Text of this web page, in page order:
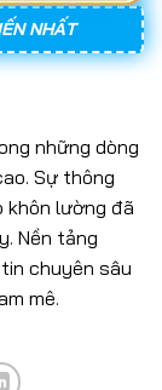
NHẤT
những dòng
Sự thông
khôn lường đã
Nền tảng
chuyên sâu
mê.